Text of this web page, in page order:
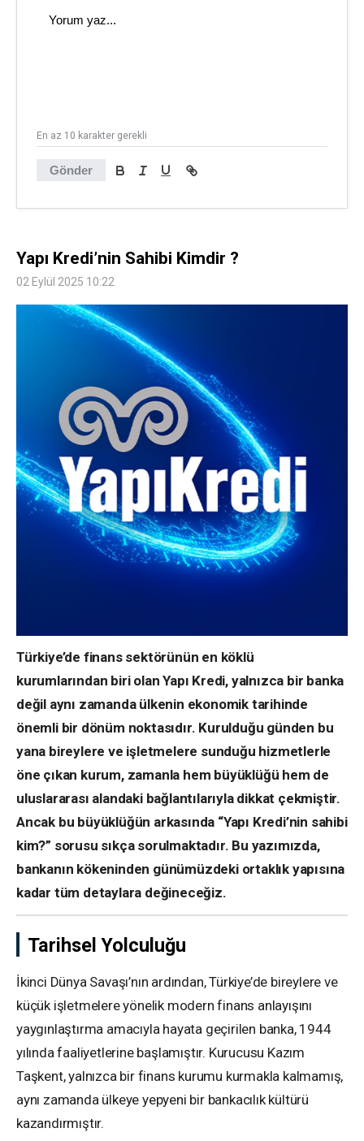
Gönder
En az 10 karakter gerekli
Yapı Kredi’nin Sahibi Kimdir ?
02 Eylül 2025 10:22
Türkiye’de finans sektörünün en köklü
kurumlarından biri olan Yapı Kredi, yalnızca bir banka
değil aynı zamanda ülkenin ekonomik tarihinde
önemli bir dönüm noktasıdır. Kurulduğu günden bu
yana bireylere ve işletmelere sunduğu hizmetlerle
öne çıkan kurum, zamanla hem büyüklüğü hem de
uluslararası alandaki bağlantılarıyla dikkat çekmiştir.
Ancak bu büyüklüğün arkasında “Yapı Kredi’nin sahibi
kim?” sorusu sıkça sorulmaktadır. Bu yazımızda,
bankanın kökeninden günümüzdeki ortaklık yapısına
kadar tüm detaylara değineceğiz.
Tarihsel Yolculuğu
İkinci Dünya Savaşı’nın ardından, Türkiye’de bireylere ve
küçük işletmelere yönelik modern finans anlayışını
yaygınlaştırma amacıyla hayata geçirilen banka, 1944
yılında faaliyetlerine başlamıştır. Kurucusu Kazım
Taşkent, yalnızca bir finans kurumu kurmakla kalmamış,
aynı zamanda ülkeye yepyeni bir bankacılık kültürü
kazandırmıştır.